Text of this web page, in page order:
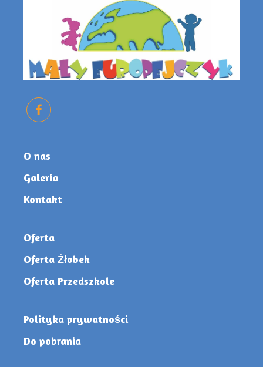
O nas
Galeria
Kontakt
Oferta
Oferta Żłobek
Oferta Przedszkole
Polityka prywatności
Do pobrania